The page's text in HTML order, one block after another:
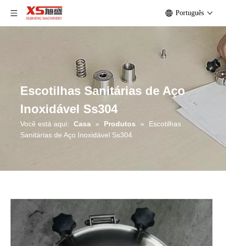
Português
Escotilhas Sanitárias de Aço
Inoxidável Ss304
Você está aqui: Casa » Produtos »
Escotilhas
Sanitárias de Aço Inoxidável Ss304